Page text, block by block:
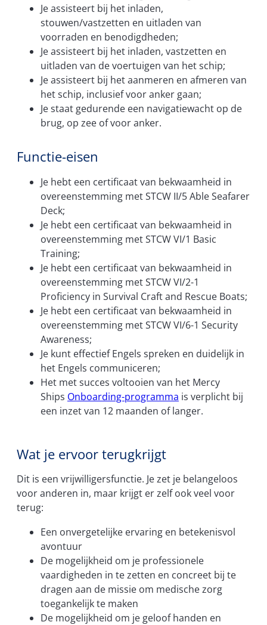
Je assisteert bij het inladen,
stouwen/vastzetten en uitladen van
voorraden en benodigdheden;
Je assisteert bij het inladen, vastzetten en
uitladen van de voertuigen van het schip;
Je assisteert bij het aanmeren en afmeren van
het schip, inclusief voor anker gaan;
Je staat gedurende een navigatiewacht op de
brug, op zee of voor anker.
Functie-eisen
Je hebt een certificaat van bekwaamheid in
overeenstemming met STCW II/5 Able Seafarer
Deck;
Je hebt een certificaat van bekwaamheid in
overeenstemming met STCW VI/1 Basic
Training;
Je hebt een certificaat van bekwaamheid in
overeenstemming met STCW VI/2-1
Proficiency in Survival Craft and Rescue Boats;
Je hebt een certificaat van bekwaamheid in
overeenstemming met STCW VI/6-1 Security
Awareness;
Je kunt effectief Engels spreken en duidelijk in
het Engels communiceren;
Het met succes voltooien van het Mercy
Ships Onboarding-programma is verplicht bij
een inzet van 12 maanden of langer.
Wat je ervoor terugkrijgt
Dit is een vrijwilligersfunctie. Je zet je belangeloos
voor anderen in, maar krijgt er zelf ook veel voor
terug:
Een onvergetelijke ervaring en betekenisvol
avontuur
De mogelijkheid om je professionele
vaardigheden in te zetten en concreet bij te
dragen aan de missie om medische zorg
toegankelijk te maken
De mogelijkheid om je geloof handen en